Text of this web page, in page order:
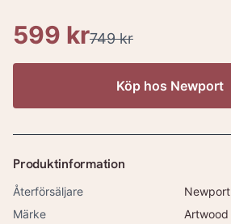
599 kr749 kr
Köp hos Newport
Produktinformation
Återförsäljare
Newport
Märke
Artwood